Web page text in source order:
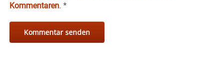
Kommentaren. *